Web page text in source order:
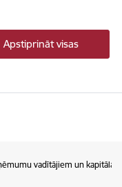
Apstiprināt visas
vadītājiem un kapitāla